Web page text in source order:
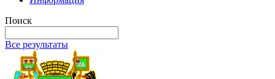
Поиск
Все результаты